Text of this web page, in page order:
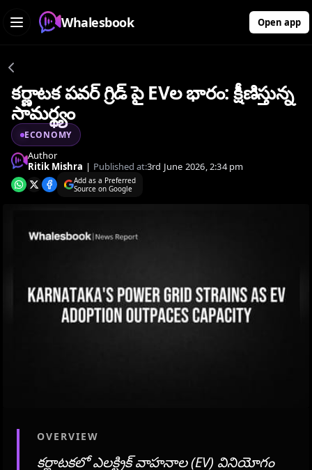
Whalesbook Open app
కర్ణాటక పవర్ గ్రిడ్ పై EVల భారం: క్షీణిస్తున్న
సామర్థ్యం
ECONOMY
Author
Ritik Mishra | Published at:3rd June 2026, 2:34 pm
Add as a Preferred
Source on Google
OVERVIEW
కర్ణాటకలో ఎలక్ట్రిక్ వాహనాల (EV) వినియోగం